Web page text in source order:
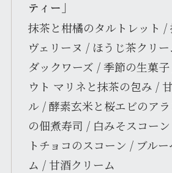
ティー」
抹茶と柑橘のタルトレット /
ヴェリーヌ / ほうじ茶クリ
ダックワーズ / 季節の生菓
ウト マリネと抹茶の包み /
ル / 酵素玄米と桜エビのア
の佃煮寿司 / 白みそスコー
トチョコのスコーン / ブル
ム / 甘酒クリーム